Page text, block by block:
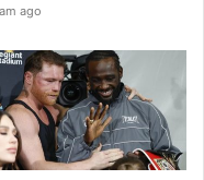
ago